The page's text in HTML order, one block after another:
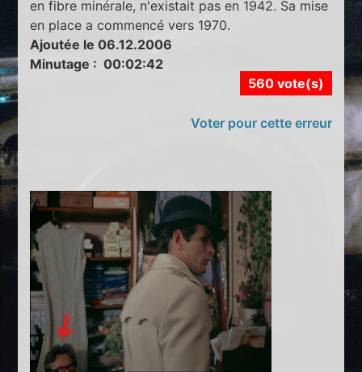
en fibre minérale, n'existait pas en 1942. Sa mise
en place a commencé vers 1970.
Ajoutée le 06.12.2006
Minutage : 00:02:42
560 vote(s)
Voter pour cette erreur